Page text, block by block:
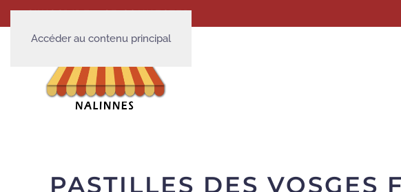
Accéder au contenu principal
S'INSCRIRE SE CONNECTER
PASTILLES DES VOSGES